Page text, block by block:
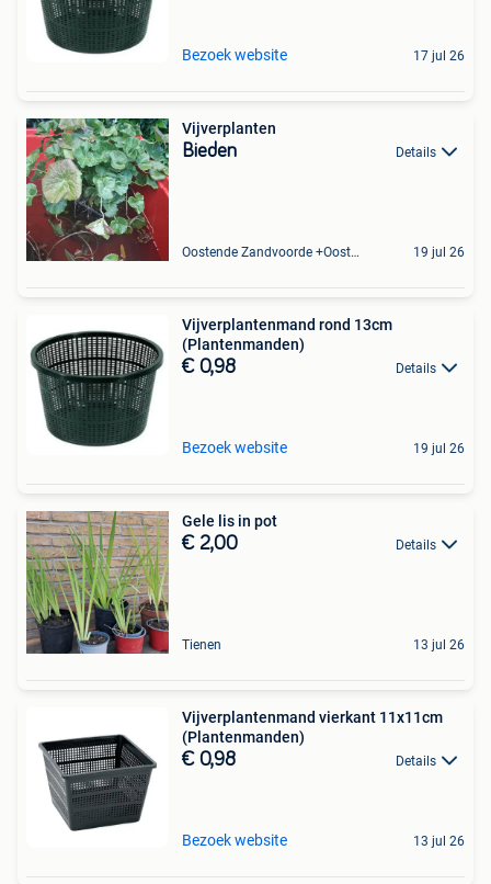
Bezoek website 17 jul 26
Vijverplanten
Bieden Details
Oostende Zandvoorde +Oostende 19 jul 26
Vijverplantenmand rond 13cm
(Plantenmanden)
€ 0,98 Details
Bezoek website 19 jul 26
Gele lis in pot
€ 2,00 Details
Tienen 13 jul 26
Vijverplantenmand vierkant 11x11cm
(Plantenmanden)
€ 0,98 Details
Bezoek website 13 jul 26